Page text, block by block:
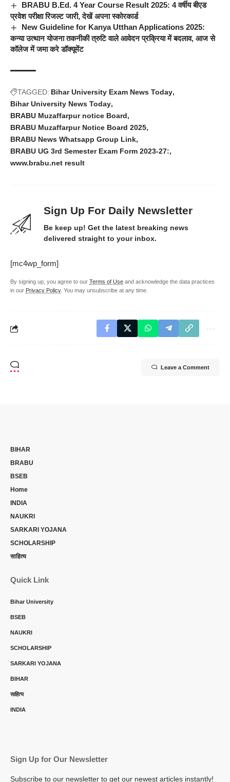
BRABU B.Ed. 4 Year Course Result 2025: 4 वर्षीय बीएड
प्रवेश परीक्षा रिजल्ट जारी, देखें अपना स्कोरकार्ड
New Guideline for Kanya Utthan Applications 2025:
कन्या उत्थान योजना तकनीकी त्रुटि वाले आवेदन प्रक्रिया में बदलाव, आज से
कॉलेज में जमा करे डॉक्यूमेंट
TAGGED: Bihar University Exam News Today
Bihar University News Today
BRABU Muzaffarpur notice Board
BRABU Muzaffarpur Notice Board 2025
BRABU News Whatsapp Group Link
BRABU UG 3rd Semester Exam Form 2023-27:
www.brabu.net result
Sign Up For Daily Newsletter
Be keep up! Get the latest breaking news
delivered straight to your inbox.
[mc4wp_form]
By signing up, you agree to our Terms of Use and acknowledge the data practices
in our Privacy Policy. You may unsubscribe at any time.
Leave a Comment
BIHAR
BRABU
BSEB
Home
INDIA
NAUKRI
SARKARI YOJANA
SCHOLARSHIP
साहित्य
Quick Link
Bihar University
BSEB
NAUKRI
SCHOLARSHIP
SARKARI YOJANA
BIHAR
साहित्य
INDIA
Sign Up for Our Newsletter
Subscribe to our newsletter to get our newest articles instantly!